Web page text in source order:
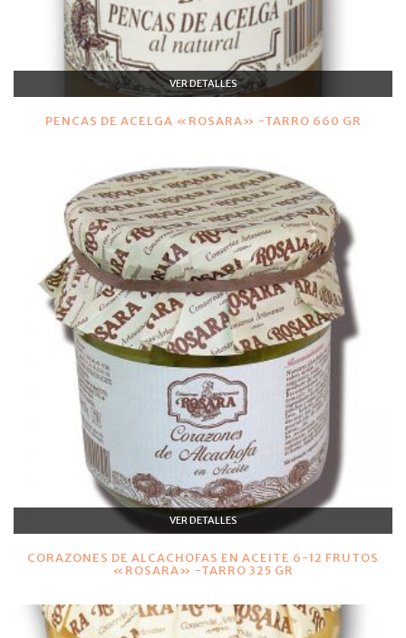
VER DETALLES
PENCAS DE ACELGA «ROSARA» -TARRO 660 GR
VER DETALLES
CORAZONES DE ALCACHOFAS EN ACEITE 6-12 FRUTOS
«ROSARA» -TARRO 325 GR